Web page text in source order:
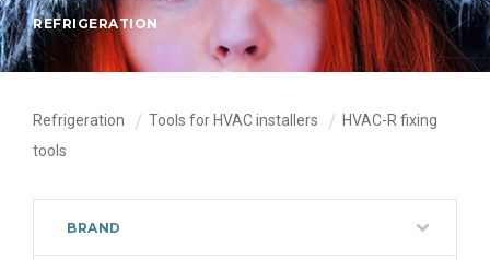
REFRIGERATION
Refrigeration Tools for HVAC installers
HVAC-R fixing
tools
BRAND